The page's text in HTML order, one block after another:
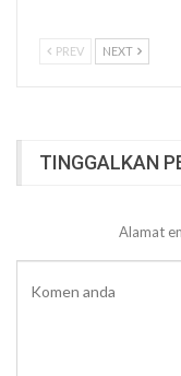
PREV NEXT
TINGGALKAN
Alamat